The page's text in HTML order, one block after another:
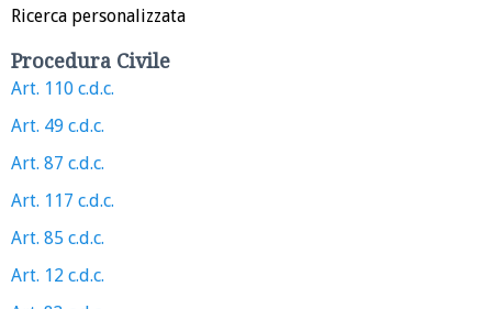
Ricerca personalizzata
Procedura Civile
Art. 110 c.d.c.
Art. 49 c.d.c.
Art. 87 c.d.c.
Art. 117 c.d.c.
Art. 85 c.d.c.
Art. 12 c.d.c.